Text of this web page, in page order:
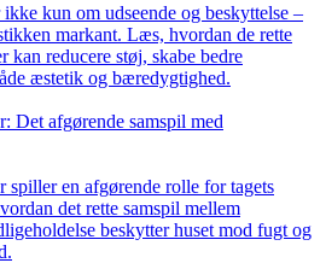
kun om udseende og beskyttelse –
markant. Læs, hvordan de rette
kan reducere støj, skabe bedre
æstetik og bæredygtighed.
Det afgørende samspil med
en afgørende rolle for tagets
det rette samspil mellem
beskytter huset mod fugt og